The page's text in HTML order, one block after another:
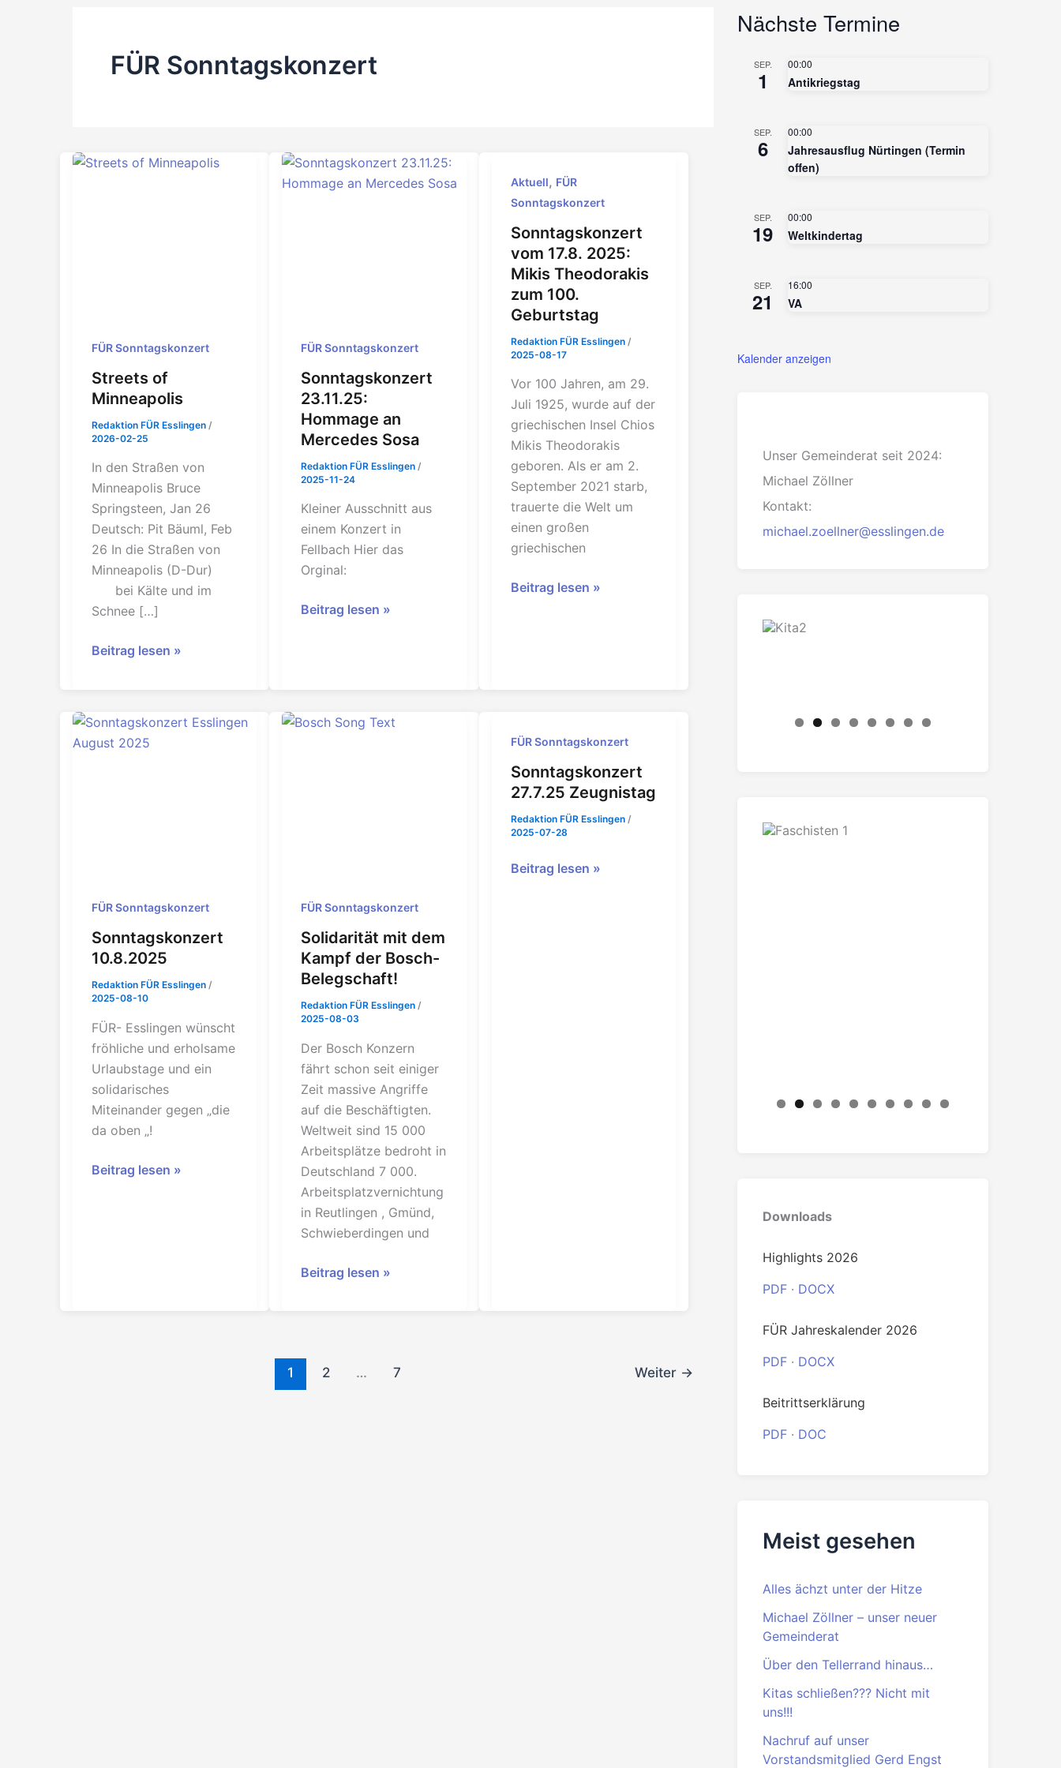
FÜR Sonntagskonzert
FÜR Sonntagskonzert
Streets of
Minneapolis
Redaktion FÜR Esslingen /
2026-02-25
In den Straßen von
Minneapolis Bruce
Springsteen, Jan 26
Deutsch: Pit Bäuml, Feb
26 In die Straßen von
Minneapolis (D-Dur)
bei Kälte und im
Schnee […]
Streets
Beitrag lesen »
FÜR Sonntagskonzert
Sonntagskonzert
23.11.25:
Hommage an
Mercedes Sosa
Redaktion FÜR Esslingen /
2025-11-24
Kleiner Ausschnitt aus
einem Konzert in
Fellbach Hier das
Orginal:
Sonntagskonzert
Beitrag lesen »
Aktuell, FÜR
Sonntagskonzert
Sonntagskonzert
vom 17.8. 2025:
Mikis Theodorakis
zum 100.
Geburtstag
Redaktion FÜR Esslingen /
2025-08-17
Vor 100 Jahren, am 29.
Juli 1925, wurde auf der
griechischen Insel Chios
Mikis Theodorakis
geboren. Als er am 2.
September 2021 starb,
trauerte die Welt um
einen großen
griechischen
Sonntagskonzert
Geburtstag
Beitrag lesen »
FÜR Sonntagskonzert
Sonntagskonzert
10.8.2025
Redaktion FÜR Esslingen /
2025-08-10
FÜR- Esslingen wünscht
fröhliche und erholsame
Urlaubstage und ein
solidarisches
Miteinander gegen „die
da oben „!
Sonntagskonzert
Beitrag lesen »
FÜR Sonntagskonzert
Solidarität mit dem
Kampf der Bosch-
Belegschaft!
Redaktion FÜR Esslingen /
2025-08-03
Der Bosch Konzern
fährt schon seit einiger
Zeit massive Angriffe
auf die Beschäftigten.
Weltweit sind 15 000
Arbeitsplätze bedroht in
Deutschland 7 000.
Arbeitsplatzvernichtung
in Reutlingen , Gmünd,
Schwieberdingen und
Solidarität
Bosch-
Belegschaft!
Beitrag lesen »
FÜR Sonntagskonzert
Sonntagskonzert
27.7.25 Zeugnistag
Redaktion FÜR Esslingen /
2025-07-28
Sonntagskonzert
Beitrag lesen »
1 2 … 7 Weiter →
Nächste Termine
SEP.
1
00:00
Antikriegstag
SEP.
6
00:00
Jahresausflug Nürtingen (Termin
offen)
SEP.
19
00:00
Weltkindertag
SEP.
21
16:00
VA
Kalender anzeigen
Unser Gemeinderat seit 2024:
Michael Zöllner
Kontakt:
michael.zoellner@esslingen.de
Downloads
PDF·DOCX
PDF·DOC
Meist gesehen
Alles ächzt unter der Hitze
Gemeinderat